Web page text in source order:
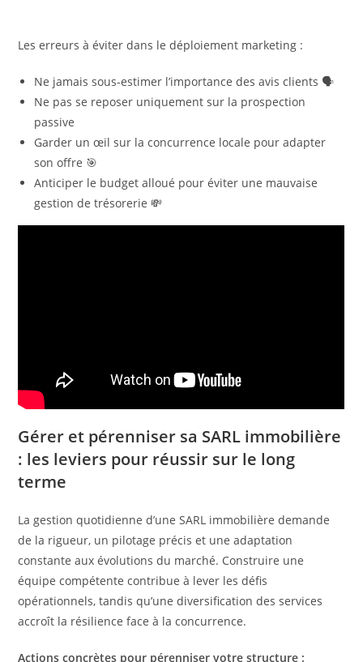
Les erreurs à éviter dans le déploiement marketing :
Ne jamais sous-estimer l’importance des avis clients 🗣️
Ne pas se reposer uniquement sur la prospection
passive
Garder un œil sur la concurrence locale pour adapter
son offre 🎯
Anticiper le budget alloué pour éviter une mauvaise
gestion de trésorerie 💸
Gérer et pérenniser sa SARL immobilière
: les leviers pour réussir sur le long
terme
La gestion quotidienne d’une SARL immobilière demande
de la rigueur, un pilotage précis et une adaptation
constante aux évolutions du marché. Construire une
équipe compétente contribue à lever les défis
opérationnels, tandis qu’une diversification des services
accroît la résilience face à la concurrence.
Actions concrètes pour pérenniser votre structure :